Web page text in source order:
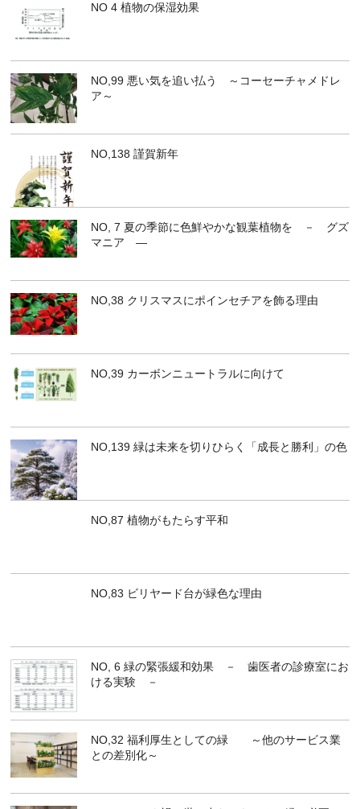
NO 4 植物の保湿効果
NO,99 悪い気を追い払う ～コーセーチャメドレ
ア～
NO,138 謹賀新年
NO, 7 夏の季節に色鮮やかな観葉植物を － グズ
マニア ―
NO,38 クリスマスにポインセチアを飾る理由
NO,39 カーボンニュートラルに向けて
NO,139 緑は未来を切りひらく「成長と勝利」の色
NO,87 植物がもたらす平和
NO,83 ビリヤード台が緑色な理由
NO, 6 緑の緊張緩和効果 － 歯医者の診療室にお
ける実験 －
NO,32 福利厚生としての緑 ～他のサービス業
との差別化～